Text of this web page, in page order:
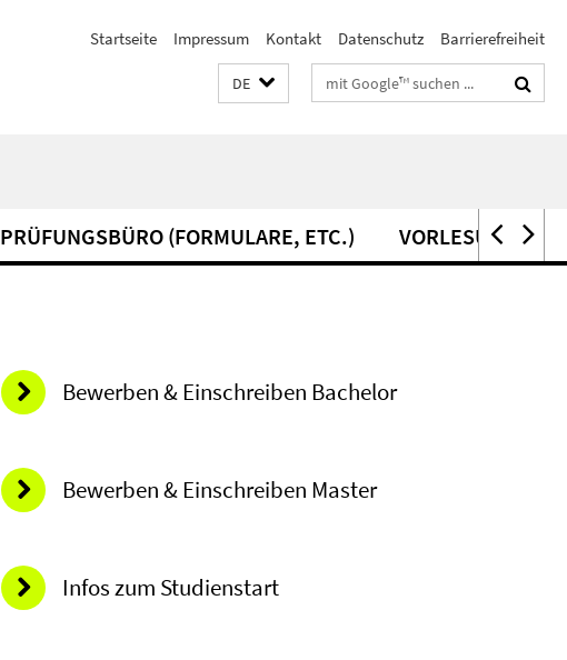
Startseite Impressum Kontakt Datenschutz Barrierefreiheit
DE Suchbegriffe
PRÜFUNGSBÜRO (FORMULARE, ETC.)
Bewerben & Einschreiben Bachelor
Bewerben & Einschreiben Master
Infos zum Studienstart